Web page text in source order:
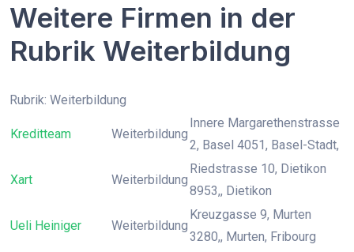
Weitere Firmen in der
Rubrik Weiterbildung
Rubrik: Weiterbildung
Kreditteam Weiterbildung
Innere Margarethenstrasse
2, Basel 4051, Basel-Stadt,
Xart Weiterbildung
Riedstrasse 10, Dietikon
8953,, Dietikon
Ueli Heiniger Weiterbildung
Kreuzgasse 9, Murten
3280,, Murten, Fribourg